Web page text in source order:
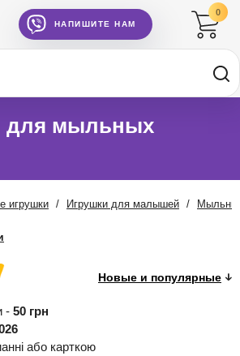
НАПИШИТЕ НАМ
0
для мыльных
игрушки / Игрушки для малышей /
- 50 грн
або карткою